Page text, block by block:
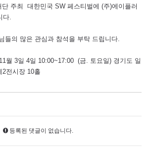
단 주최 대한민국 SW 페스티벌에 (주)에이플러
다.
들의 많은 관심과 참석을 부탁 드립니다.
월 3일 4일 10:00~17:00 (금. 토요일) 경기도 일
전시장 10홀
등록된 댓글이 없습니다.